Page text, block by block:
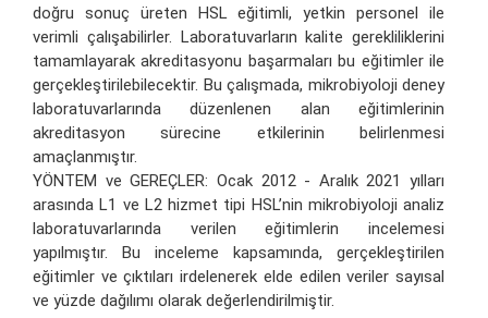
doğru sonuç üreten HSL eğitimli, yetkin personel ile
verimli çalışabilirler. Laboratuvarların kalite gerekliliklerini
tamamlayarak akreditasyonu başarmaları bu eğitimler ile
gerçekleştirilebilecektir. Bu çalışmada, mikrobiyoloji deney
laboratuvarlarında düzenlenen alan eğitimlerinin
akreditasyon sürecine etkilerinin belirlenmesi
amaçlanmıştır.
YÖNTEM ve GEREÇLER: Ocak 2012 - Aralık 2021 yılları
arasında L1 ve L2 hizmet tipi HSL’nin mikrobiyoloji analiz
laboratuvarlarında verilen eğitimlerin incelemesi
yapılmıştır. Bu inceleme kapsamında, gerçekleştirilen
eğitimler ve çıktıları irdelenerek elde edilen veriler sayısal
ve yüzde dağılımı olarak değerlendirilmiştir.